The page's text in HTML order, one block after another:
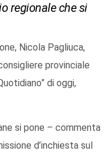
regionale che si
Nicola Pagliuca,
provinciale
di oggi,
si pone – commenta
d’inchiesta sul